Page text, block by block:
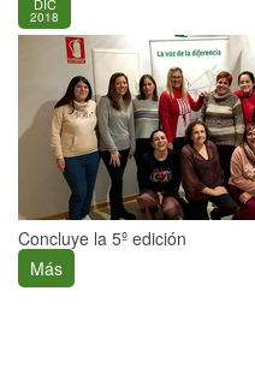
2018
Concluye la 5º edición
Más